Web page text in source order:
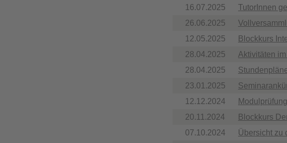
16.07.2025
TutorInnen
26.06.2025
12.05.2025
Blockkurs
28.04.2025
Aktivitäten
28.04.2025
23.01.2025
12.12.2024
20.11.2024
Blockkurs
07.10.2024
Übersicht zu